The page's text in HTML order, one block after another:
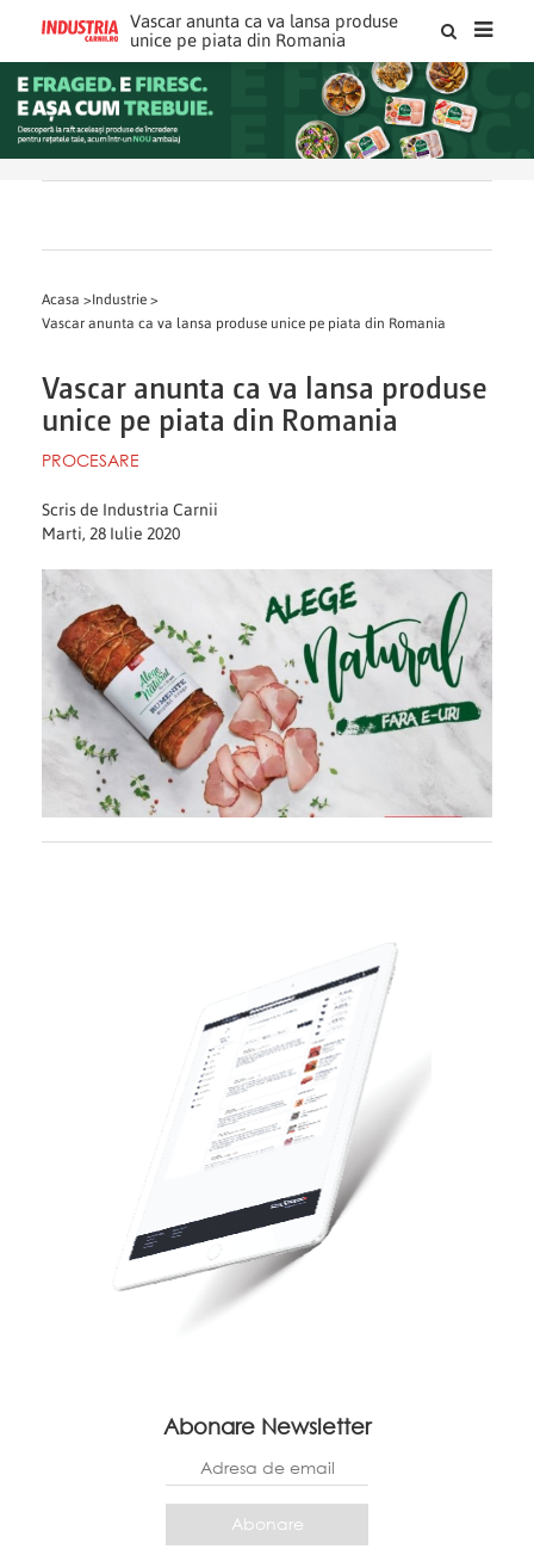
Vascar anunta ca va lansa produse
unice pe piata din Romania
Acasa >Industrie >
Vascar anunta ca va lansa produse unice pe piata din Romania
Vascar anunta ca va lansa produse
unice pe piata din Romania
PROCESARE
Scris de Industria Carnii
Marti, 28 Iulie 2020
Abonare Newsletter